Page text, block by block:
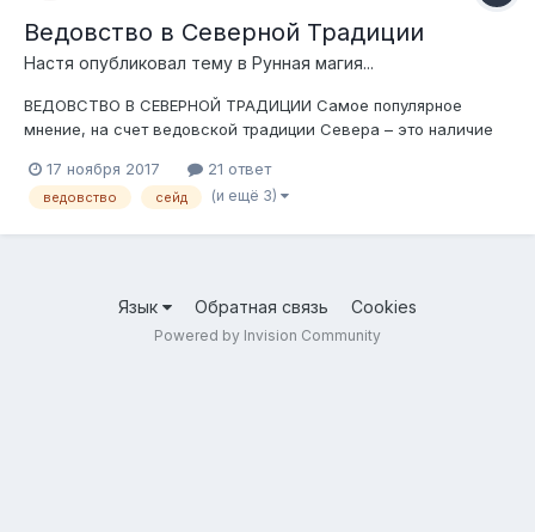
Ведовство в Северной Традиции
Настя опубликовал тему в Рунная магия...
ВЕДОВСТВО В СЕВЕРНОЙ ТРАДИЦИИ Самое популярное
мнение, на счет ведовской традиции Севера – это наличие
гальдр, чаще всего воспринимается как руническое
колдовство, а сейд как некая неизвестная форма
17 ноября 2017 21 ответ
ведовство сейд (и ещё 3)
Язык Обратная связь Cookies
Powered by Invision Community